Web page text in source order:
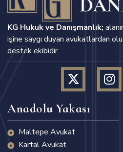
KG Hukuk ve Danışmanlık;
işine saygı duyan avukatlardan
destek ekibidir.
Anadolu Yakası
Maltepe Avukat
Kartal Avukat